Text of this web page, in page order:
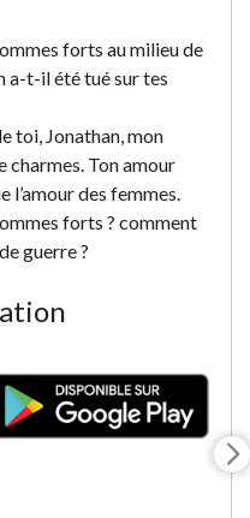
forts au milieu de
a-t-il été tué sur tes
toi, Jonathan, mon
charmes. Ton amour
des femmes.
forts ? comment
guerre ?